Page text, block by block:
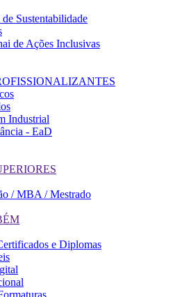
Sustentabilidade
de Ações Inclusivas
Industrial
- EaD
/ MBA / Mestrado
e Diplomas